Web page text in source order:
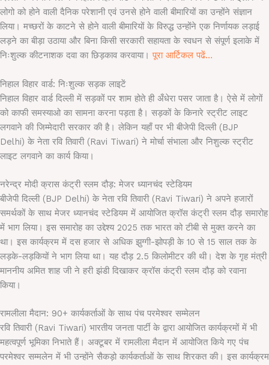
लोगो को होने वाली दैनिक परेशानी एवं उनसे होने वाली बीमारियों का उन्होंने संज्ञान
लिया। मच्छरों के काटने से होने वाली बीमारियों के विरुद्ध उन्होंने एक निर्णायक लड़ाई
लड़ने का बीड़ा उठाया और बिना किसी सरकारी सहायता के स्वधन से संपूर्ण इलाके में
निःशुल्क कीटनाशक दवा का छिड़काव करवाया।पूरा आर्टिकल पढें…
निहाल विहार वार्ड: निःशुल्क सड़क लाइटें
निहाल विहार वार्ड दिल्ली में सड़कों पर शाम होते ही अँधेरा पसर जाता है। ऐसे में लोगों
को काफी समस्याओ का सामना करना पड़ता है। सड़कों के किनारे स्ट्रीट लाइट
लगवाने की जिम्मेदारी सरकार की है। लेकिन यहाँ पर भी बीजेपी दिल्ली (BJP
Delhi) के नेता रवि तिवारी (Ravi Tiwari) ने मोर्चा संभाला और निशुल्क स्ट्रीट
लाइट लगवाने का कार्य किया।
नरेन्द्र मोदी क्रास कंट्री स्लम दौड़: मेजर ध्यानचंद स्टेडियम
बीजेपी दिल्ली (BJP Delhi) के नेता रवि तिवारी (Ravi Tiwari) ने अपने हजारों
समर्थकों के साथ मेजर ध्यानचंद स्टेडियम में आयोजित क्रॉस कंट्री स्लम दौड़ समारोह
में भाग लिया। इस समारोह का उद्देश्य 2025 तक भारत को टीबी से मुक्त करने का
था। इस कार्यक्रम में दस हजार से अधिक झुग्गी-झोपड़ी के 10 से 15 साल तक के
लड़के-लड़कियों ने भाग लिया था। यह दौड़ 2.5 किलोमीटर की थी। देश के गृह मंत्री
माननीय अमित शाह जी ने हरी झंडी दिखाकर क्रॉस कंट्री स्लम दौड़ को रवाना
किया।
रामलीला मैदान: 90+ कार्यकर्ताओं के साथ पंच परमेश्वर सम्मेलन
रवि तिवारी (Ravi Tiwari) भारतीय जनता पार्टी के द्वारा आयोजित कार्यक्रमों में भी
महत्वपूर्ण भूमिका निभाते हैं। अक्टूबर में रामलीला मैदान में आयोजित किये गए पंच
परमेश्वर सम्मलेन में भी उन्होंने सैकड़ो कार्यकर्ताओं के साथ शिरकत की। इस कार्यक्रम